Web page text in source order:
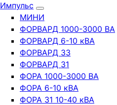
Импульс
МИНИ
ФОРВАРД 1000-3000 ВА
ФОРВАРД 6-10 кВА
ФОРВАРД 33
ФОРВАРД 31
ФОРА 1000-3000 ВА
ФОРА 6-10 кВА
ФОРА 31 10-40 кВА